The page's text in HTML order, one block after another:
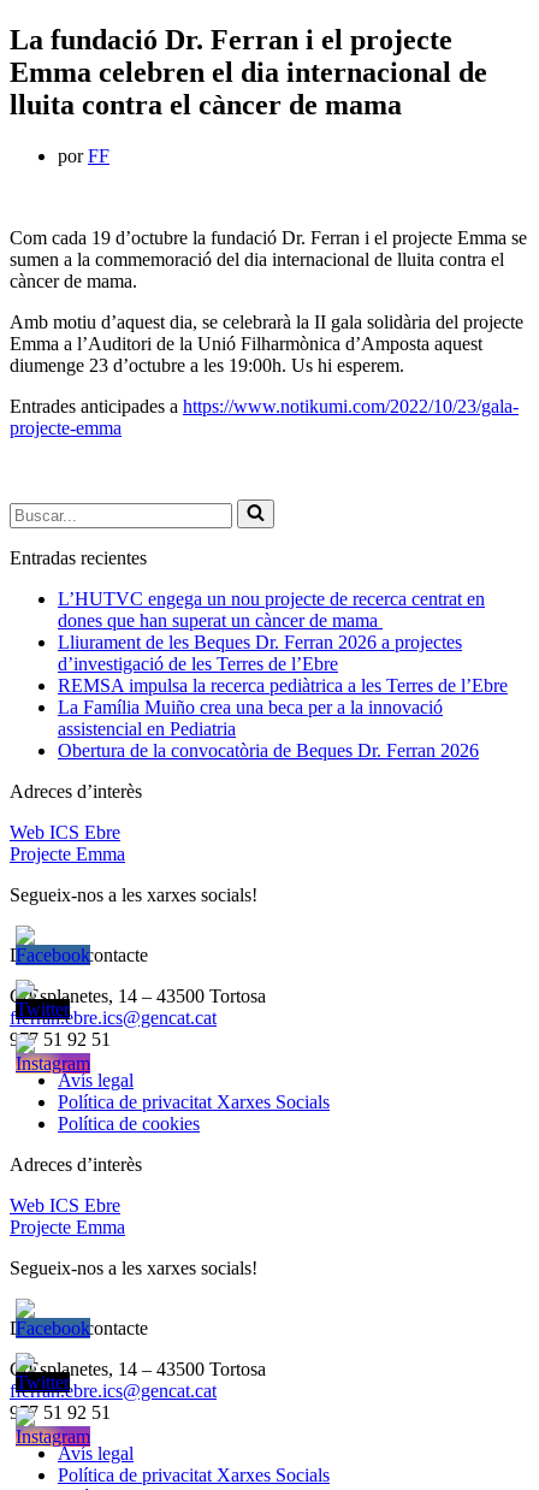
La fundació Dr. Ferran i el projecte
Emma celebren el dia internacional de
lluita contra el càncer de mama
porFF
Com cada 19 d’octubre la fundació Dr. Ferran i el projecte Emma se
sumen a la commemoració del dia internacional de lluita contra el
càncer de mama.
Amb motiu d’aquest dia, se celebrarà la II gala solidària del projecte
Emma a l’Auditori de la Unió Filharmònica d’Amposta aquest
diumenge 23 d’octubre a les 19:00h. Us hi esperem.
Entrades anticipades a https://www.notikumi.com/2022/10/23/gala-
projecte-emma
Buscar...
Entradas recientes
L’HUTVC engega un nou projecte de recerca centrat en
dones que han superat un càncer de mama
Lliurament de les Beques Dr. Ferran 2026 a projectes
d’investigació de les Terres de l’Ebre
REMSA impulsa la recerca pediàtrica a les Terres de l’Ebre
La Família Muiño crea una beca per a la innovació
assistencial en Pediatria
Obertura de la convocatòria de Beques Dr. Ferran 2026
Adreces d’interès
Web ICS Ebre
Projecte Emma
Segueix-nos a les xarxes socials!
Dades de contacte
C/Esplanetes, 14 – 43500 Tortosa
fferran.ebre.ics@gencat.cat
977 51 92 51
Avís legal
Política de privacitat Xarxes Socials
Política de cookies
Adreces d’interès
Web ICS Ebre
Projecte Emma
Segueix-nos a les xarxes socials!
Dades de contacte
C/Esplanetes, 14 – 43500 Tortosa
fferran.ebre.ics@gencat.cat
977 51 92 51
Avís legal
Política de privacitat Xarxes Socials